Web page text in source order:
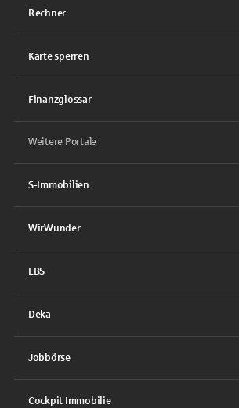
Rechner
Karte sperren
Finanzglossar
Weitere Portale
S-Immobilien
WirWunder
LBS
Deka
Jobbörse
Cockpit Immobilie